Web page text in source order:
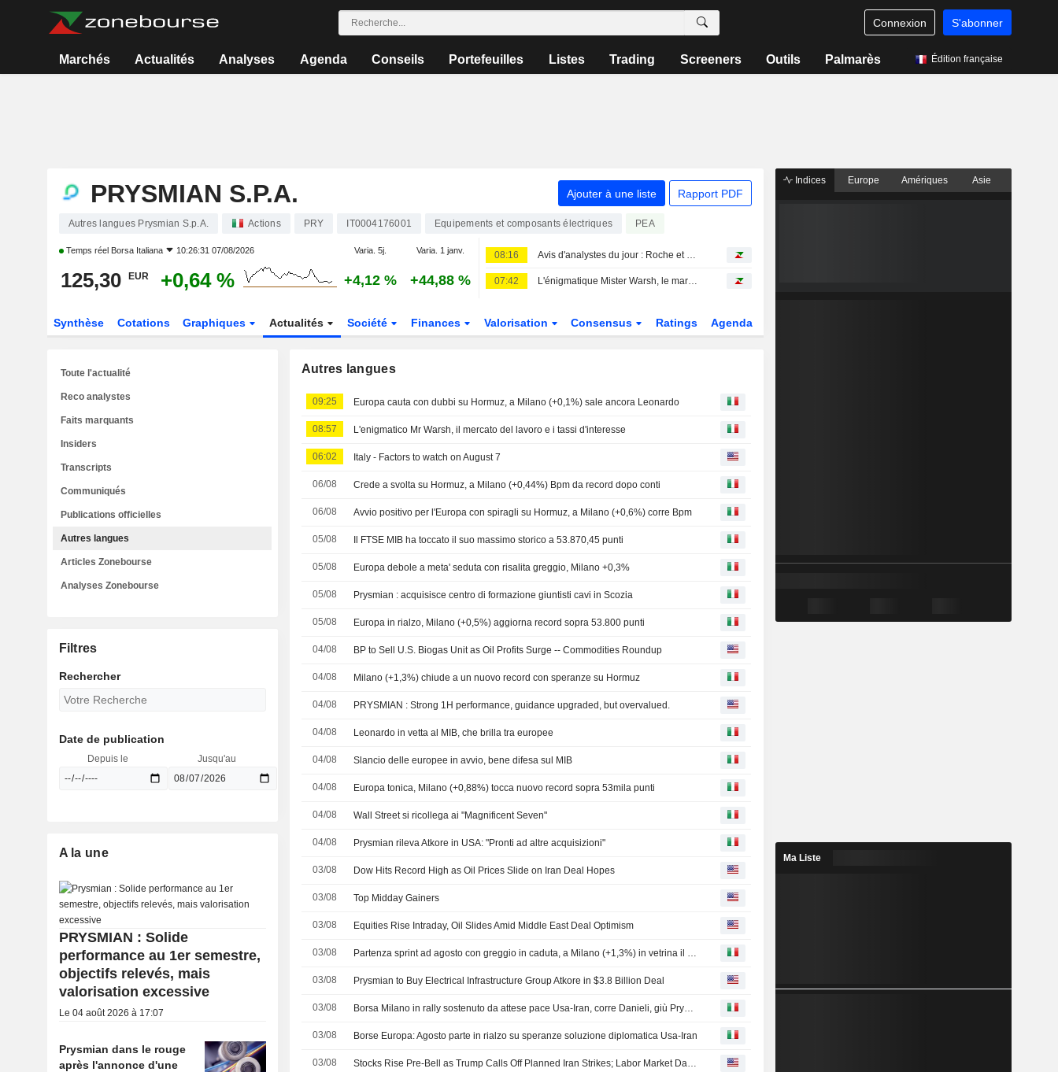
Connexion S'abonner
Marchés Actualités Analyses Agenda Conseils Portefeuilles Listes Trading Screeners Outils Palmarès Édition française
PRYSMIAN S.P.A. Ajouter à une liste Rapport PDF
Autres langues Prysmian S.p.A. Actions PRY IT0004176001 Equipements et composants électriques PEA
Temps réel Borsa Italiana 10:26:31 07/08/2026 Varia. 5j. Varia. 1 janv.
125,30 EUR +0,64 % +4,12 % +44,88 %
08:16 Avis d'analystes du jour : Roche et Sandoz séduisent, UBS dégrade sèchement Sopra
07:42 L'énigmatique Mister Warsh, le marché du travail et les taux
Synthèse Cotations Graphiques Actualités Société Finances Valorisation Consensus Ratings Agenda
Autres langues
09:25 Europa cauta con dubbi su Hormuz, a Milano (+0,1%) sale ancora Leonardo
08:57 L'enigmatico Mr Warsh, il mercato del lavoro e i tassi d'interesse
06:02 Italy - Factors to watch on August 7
06/08 Crede a svolta su Hormuz, a Milano (+0,44%) Bpm da record dopo conti
06/08 Avvio positivo per l'Europa con spiragli su Hormuz, a Milano (+0,6%) corre Bpm
05/08 Il FTSE MIB ha toccato il suo massimo storico a 53.870,45 punti
05/08 Europa debole a meta' seduta con risalita greggio, Milano +0,3%
05/08 Prysmian : acquisisce centro di formazione giuntisti cavi in Scozia
05/08 Europa in rialzo, Milano (+0,5%) aggiorna record sopra 53.800 punti
04/08 BP to Sell U.S. Biogas Unit as Oil Profits Surge -- Commodities Roundup
04/08 Milano (+1,3%) chiude a un nuovo record con speranze su Hormuz
04/08 PRYSMIAN : Strong 1H performance, guidance upgraded, but overvalued.
04/08 Leonardo in vetta al MIB, che brilla tra europee
04/08 Slancio delle europee in avvio, bene difesa sul MIB
04/08 Europa tonica, Milano (+0,88%) tocca nuovo record sopra 53mila punti
04/08 Wall Street si ricollega ai "Magnificent Seven"
04/08 Prysmian rileva Atkore in USA: "Pronti ad altre acquisizioni"
03/08 Dow Hits Record High as Oil Prices Slide on Iran Deal Hopes
03/08 Top Midday Gainers
03/08 Equities Rise Intraday, Oil Slides Amid Middle East Deal Optimism
03/08 Partenza sprint ad agosto con greggio in caduta, a Milano (+1,3%) in vetrina il lusso
03/08 Prysmian to Buy Electrical Infrastructure Group Atkore in $3.8 Billion Deal
03/08 Borsa Milano in rally sostenuto da attese pace Usa-Iran, corre Danieli, giù Prysmian
03/08 Borse Europa: Agosto parte in rialzo su speranze soluzione diplomatica Usa-Iran
03/08 Stocks Rise Pre-Bell as Trump Calls Off Planned Iran Strikes; Labor Market Data, Corporate Earnings on Deck
Toute l'actualité
Reco analystes
Faits marquants
Insiders
Transcripts
Communiqués
Publications officielles
Autres langues
Articles Zonebourse
Analyses Zonebourse
Filtres
Rechercher
Date de publication
Depuis le Jusqu'au
A la une
PRYSMIAN : Solide
performance au 1er semestre,
objectifs relevés, mais
valorisation excessive
Le 04 août 2026 à 17:07
Prysmian dans le rouge
après l'annonce d'une
Indices Europe Amériques Asie
Ma Liste